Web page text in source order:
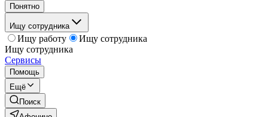
Понятно
Ищу сотрудника
Ищу работу
Ищу сотрудника
Ищу сотрудника
Сервисы
Помощь
Ещё
Поиск